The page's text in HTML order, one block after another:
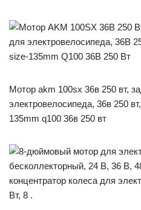
Мотор akm 100sx 36в 250 вт,
электровелосипеда, 36в 250
135mm q100 36в 250 вт